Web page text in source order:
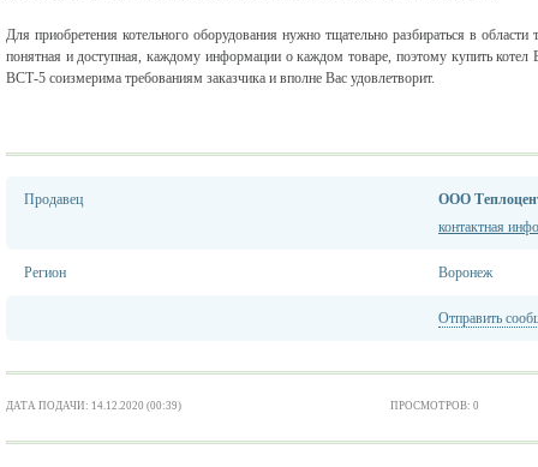
Для приобретения котельного оборудования нужно тщательно разбираться в
понятная и доступная, каждому информации о каждом товаре, поэтому купить котел
ВСТ-5 соизмерима требованиям заказчика и вполне Вас удовлетворит.
Продавец
ООО
контактная
Регион Воронеж
Отправить
ДАТА ПОДАЧИ: 14.12.2020 (00:39) ПРОСМОТРОВ: 0